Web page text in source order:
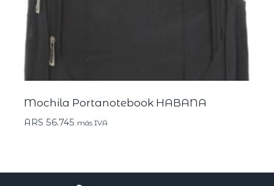
Mochila Portanotebook HABANA
ARS 56.745 más IVA